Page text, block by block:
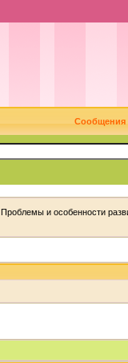
Сообщения
Проблемы и особенности